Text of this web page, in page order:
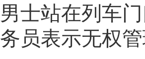
男士站在列车
务员表示无权